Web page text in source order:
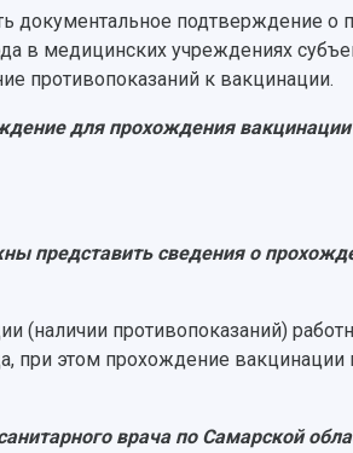
документальное подтверждение
в медицинских учреждениях
противопоказаний к вакцинации.
для прохождения
представить сведения о
(наличии противопоказаний)
при этом прохождение
врача по Самарской